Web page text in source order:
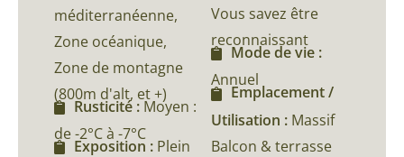
méditerranéenne,
Zone océanique,
Zone de montagne
(800m d'alt, et +)
Rusticité : Moyen :
de -2°C à -7°C
Exposition : Plein
Vous savez être
reconnaissant
Mode de vie :
Annuel
Emplacement /
Utilisation : Massif
Balcon & terrasse